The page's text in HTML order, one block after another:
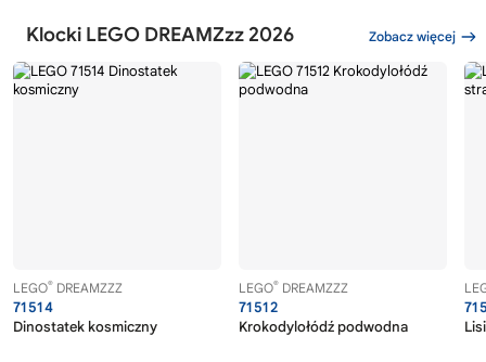
Klocki LEGO DREAMZzz 2026 Zobacz więcej
LEGO® DREAMZZZ
71514
Dinostatek kosmiczny
LEGO® DREAMZZZ
71512
Krokodylołódź podwodna